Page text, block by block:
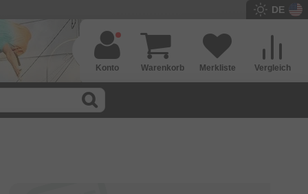
DE
Vergleich
Merkliste
Warenkorb
Konto